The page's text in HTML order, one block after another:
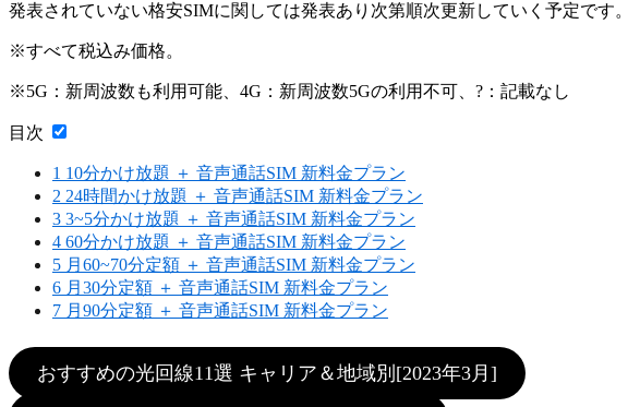
発表されていない格安SIMに関しては発表あり次第順次更新していく予定です。
※すべて税込み価格。
※5G：新周波数も利用可能、4G：新周波数5Gの利用不可、?：記載なし
目次
1 10分かけ放題 ＋ 音声通話SIM 新料金プラン
2 24時間かけ放題 ＋ 音声通話SIM 新料金プラン
3 3~5分かけ放題 ＋ 音声通話SIM 新料金プラン
4 60分かけ放題 ＋ 音声通話SIM 新料金プラン
5 月60~70分定額 ＋ 音声通話SIM 新料金プラン
6 月30分定額 ＋ 音声通話SIM 新料金プラン
7 月90分定額 ＋ 音声通話SIM 新料金プラン
おすすめの光回線11選 キャリア＆地域別[2023年3月]